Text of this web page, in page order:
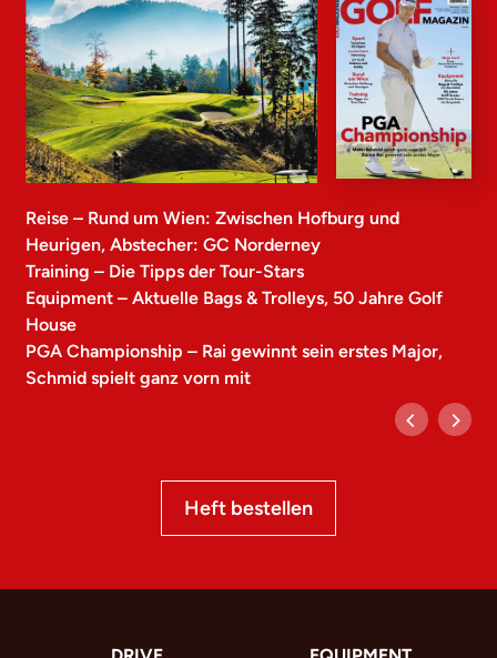
Reise – Rund um Wien: Zwischen Hofburg und
Heurigen, Abstecher: GC Norderney
Training – Die Tipps der Tour-Stars
Equipment – Aktuelle Bags & Trolleys, 50 Jahre Golf
House
PGA Championship – Rai gewinnt sein erstes Major,
Schmid spielt ganz vorn mit
Heft bestellen